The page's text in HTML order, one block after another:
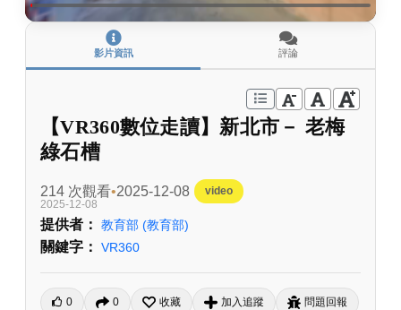
影片資訊 評論
【VR360數位走讀】新北市－ 老梅
綠石槽
214 次觀看 2025-12-08
video
2025-12-08
提供者： 教育部 (教育部)
關鍵字： VR360
0 0 收藏 加入追蹤 問題回報